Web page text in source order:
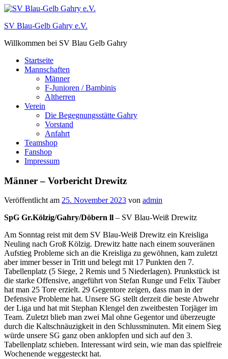
Zum
springen
SV Blau-Gelb Gahry e.V.
Willkommen bei SV Blau Gelb Gahry
Startseite
Mannschaften
Männer
F-Junioren / Bambinis
Altherren
Verein
Die Begegnungsstätte Gahry
Vorstand
Anfahrt
Teamshop
Fanshop
Impressum
Männer – Vorbericht Drewitz
Veröffentlicht am 25. November 2023 von admin
SpG Gr.Kölzig/Gahry/Döbern ll – SV Blau-Weiß Drewitz
Am Sonntag reist mit dem SV Blau-Weiß Drewitz ein Kreisliga
Neuling nach Groß Kölzig. Drewitz hatte nach einem souveränen
Aufstieg Probleme sich an die Kreisliga zu gewöhnen, kam zuletzt
aber immer besser in Tritt und belegt mit 17 Punkten den 7.
Tabellenplatz (5 Siege, 2 Remis und 5 Niederlagen). Prunkstück ist
die starke Offensive, angeführt von Stefan Runge und Felix Täuber
hat man 25 Tore erzielt. 29 Gegentore zeigen, dass man in der
Defensive Probleme hat. Unsere SG stellt derzeit die beste Abwehr
der Liga und hat mit Stephan Klengel den zweitbesten Torjäger im
Team. Zuletzt blieb man zwei Mal ohne Gegentor und überzeugte
durch die Kaltschnäuzigkeit in den Schlussminuten. Mit einem Sieg
würde unsere SG ganz oben anklopfen und sich auf den 3.
Tabellenplatz schieben. Interessant wird sein, wie man das spielfreie
Wochenende weggesteckt hat.